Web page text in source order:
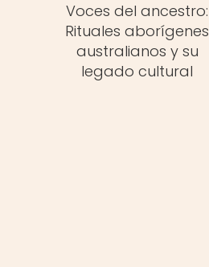
Voces del ancestro:
Rituales aborígenes
australianos y su
legado cultural